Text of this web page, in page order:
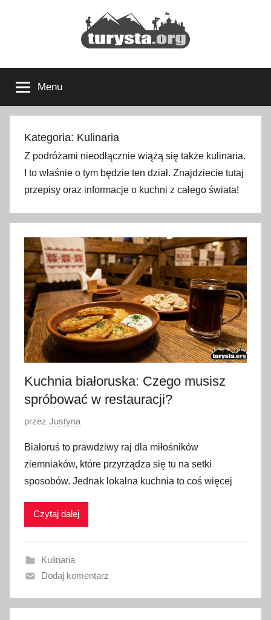
Turysta.org
podróżniczy
i
portal
turystyczny
Menu
Kategoria: Kulinaria
Z podróżami nieodłącznie wiążą się także kulinaria.
I to właśnie o tym będzie ten dział. Znajdziecie tutaj
przepisy oraz informacje o kuchni z całego świata!
Kuchnia białoruska: Czego musisz
spróbować w restauracji?
O
u
b
l
i
a
n
1
przez Justyna
Białoruś to prawdziwy raj dla miłośników
ziemniaków, które przyrządza się tu na setki
sposobów. Jednak lokalna kuchnia to coś więcej
Czytaj dalej
Kulinaria
Dodaj komentarz